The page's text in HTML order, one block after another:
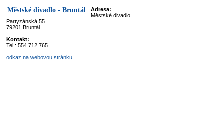
Městské divadlo - Bruntál
Adresa:
Městské divadlo
Partyzánská 55
79201 Bruntál
Kontakt:
Tel.: 554 712 765
odkaz na webovou stránku